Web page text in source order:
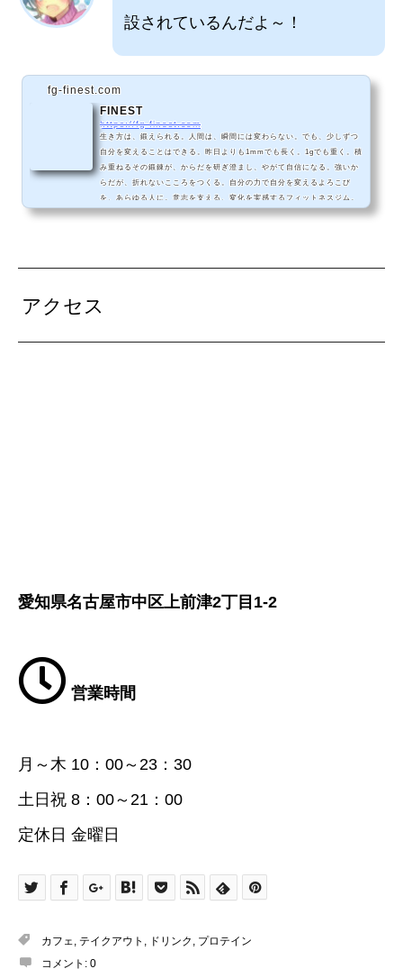
設されているんだよ～！
fg-finest.com
FINEST
https://fg-finest.com
生き方は、鍛えられる。人間は、瞬間には変わらない。でも、少しずつ
自分を変えることはできる。昨日よりも1mmでも長く。1gでも重く。積
み重ねるその鍛錬が、からだを研ぎ澄まし、やがて自信になる。強いか
らだが、折れないこころをつくる。自分の力で自分を変えるよろこび
を、あらゆる人に。意志を支える、変化を実感するフィットネスジム。
アクセス
愛知県名古屋市中区上前津2丁目1-2
営業時間
月～木 10：00～23：30
土日祝 8：00～21：00
定休日 金曜日
カフェ テイクアウト ドリンク
プロテイン
コメント: 0